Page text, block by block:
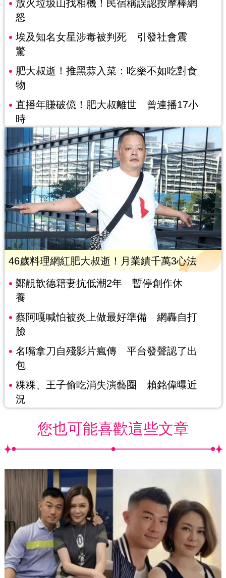
放火垃圾山找相機！民宿稱誤認按摩棒網
怒
埃及知名女星涉毒被判死 引發社會震
驚
肥大叔逝！推黑蒜入菜：吃藥不如吃對食
物
直播年賺破億！肥大叔離世 曾連播17小
時
46歲料理網紅肥大叔逝！月業績千萬3心法
鄭靚歆德籍妻抗低潮2年 暫停創作休
養
蔡阿嘎喊怕被炎上做最好準備 網轟自打
臉
名嘴拿刀自殘影片瘋傳 平台發聲認了出
包
粿粿、王子偷吃消失演藝圈 賴銘偉曝近
況
您也可能喜歡這些文章